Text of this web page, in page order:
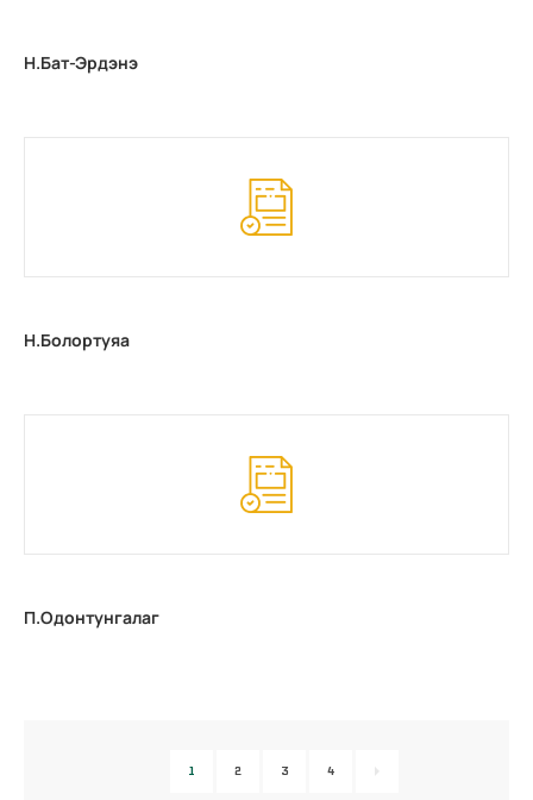
Н.Бат-Эрдэнэ
Н.Болортуяа
П.Одонтунгалаг
1 2 3 4